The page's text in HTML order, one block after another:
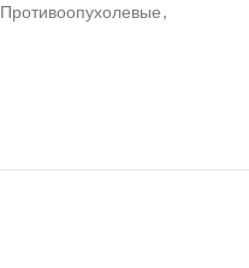
Противоопухолевые,